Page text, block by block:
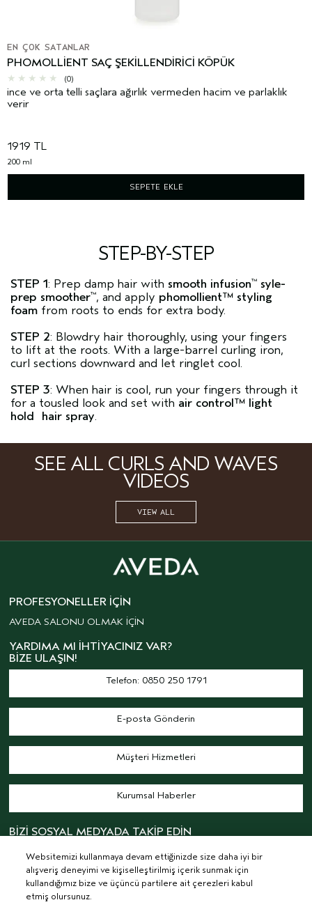
EN ÇOK SATANLAR
PHOMOLLIENT SAÇ ŞEKILLENDIRICI KÖPÜK
(0)
ince ve orta telli saçlara ağırlık vermeden hacim ve parlaklık
verir
1919 TL
200 ml
SEPETE EKLE
STEP-BY-STEP
STEP 1: Prep damp hair with smooth infusion™ syle-
prep smoother™, and apply phomollient™ styling
foam from roots to ends for extra body.
STEP 2: Blowdry hair thoroughly, using your fingers
to lift at the roots. With a large-barrel curling iron,
curl sections downward and let ringlet cool.
STEP 3: When hair is cool, run your fingers through it
for a tousled look and set with air control™ light
hold hair spray.
SEE ALL CURLS AND WAVES
VIDEOS
VIEW ALL
PROFESYONELLER İÇIN
AVEDA SALONU OLMAK İÇİN
YARDIMA MI İHTIYACINIZ VAR?
BIZE ULAŞIN!
Telefon: 0850 250 1791
E-posta Gönderin
Müşteri Hizmetleri
Kurumsal Haberler
BİZİ SOSYAL MEDYADA TAKİP EDİN
Websitemizi kullanmaya devam ettiğinizde size daha iyi bir
alışveriş deneyimi ve kişiselleştirilmiş içerik sunmak için
kullandığımız bize ve üçüncü partilere ait çerezleri kabul
etmiş olursunuz.